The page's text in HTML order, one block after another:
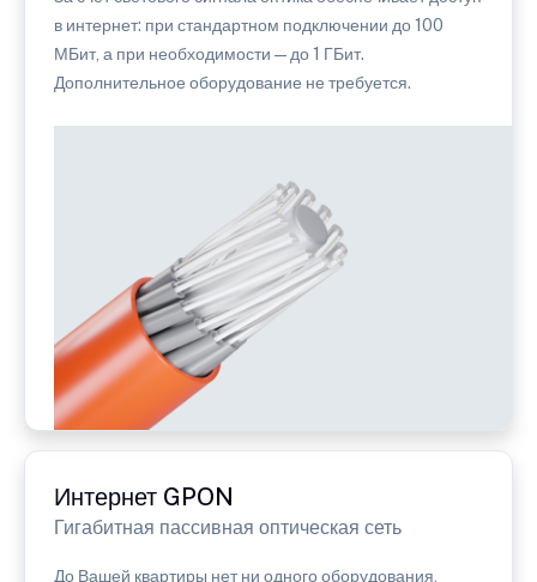
в интернет: при стандартном подключении до 100
МБит, а при необходимости — до 1 ГБит.
Дополнительное оборудование не требуется.
Интернет GPON
Гигабитная пассивная оптическая сеть
До Вашей квартиры нет ни одного оборудования,